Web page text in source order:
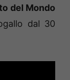
del Mondo
dal 30